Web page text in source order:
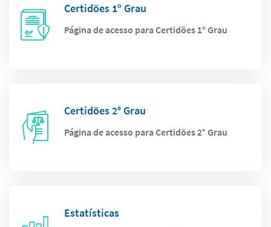
Certidões 1º Grau
Página de acesso para Certidões 1º Grau
Certidões 2° Grau
Página de acesso para Certidões 2° Grau
Estatísticas